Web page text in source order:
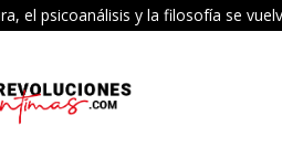
el psicoanálisis y la filosofía se